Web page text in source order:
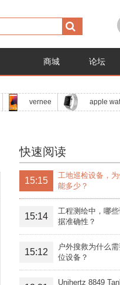
商城 论坛
vernee apple
快速阅读
15:15
工地巡检设备，
能多少？
15:14
工程测绘中，哪
据准确性？
15:12
户外搜救为什么
位设备？
Unihertz 8849